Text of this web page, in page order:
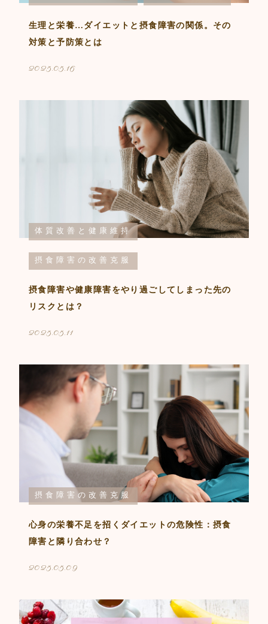
生理と栄養…ダイエットと摂食障害の関係。その
対策と予防策とは
2025.05.16
体質改善と健康維持
摂食障害の改善克服
摂食障害や健康障害をやり過ごしてしまった先の
リスクとは？
2025.05.11
摂食障害の改善克服
心身の栄養不足を招くダイエットの危険性：摂食
障害と隣り合わせ？
2025.05.09